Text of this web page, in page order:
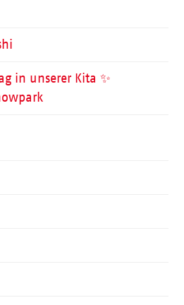
in unserer Kita ✨